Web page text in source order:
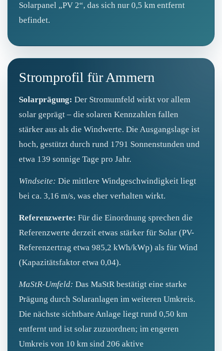
Solarpanel „PV 2“, das sich nur 0,5 km entfernt
befindet.
Stromprofil für Ammern
Solarprägung: Der Stromumfeld wirkt vor allem
solar geprägt – die solaren Kennzahlen fallen
stärker aus als die Windwerte. Die Ausgangslage ist
hoch, gestützt durch rund 1791 Sonnenstunden und
etwa 139 sonnige Tage pro Jahr.
Windseite: Die mittlere Windgeschwindigkeit liegt
bei ca. 3,16 m/s, was eher verhalten wirkt.
Referenzwerte: Für die Einordnung sprechen die
Referenzwerte derzeit etwas stärker für Solar (PV-
Referenzertrag etwa 985,2 kWh/kWp) als für Wind
(Kapazitätsfaktor etwa 0,04).
MaStR‑Umfeld: Das MaStR bestätigt eine starke
Prägung durch Solaranlagen im weiteren Umkreis.
Die nächste sichtbare Anlage liegt rund 0,50 km
entfernt und ist solar zuzuordnen; im engeren
Umkreis von 10 km sind 206 aktive